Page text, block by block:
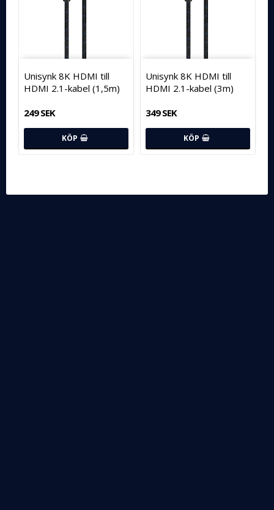
Unisynk 8K HDMI till
HDMI 2.1-kabel (1,5m)
249 SEK
KÖP
Unisynk 8K HDMI till
HDMI 2.1-kabel (3m)
349 SEK
KÖP